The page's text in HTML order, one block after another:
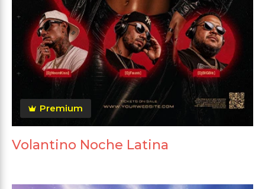
Premium
Volantino Noche Latina